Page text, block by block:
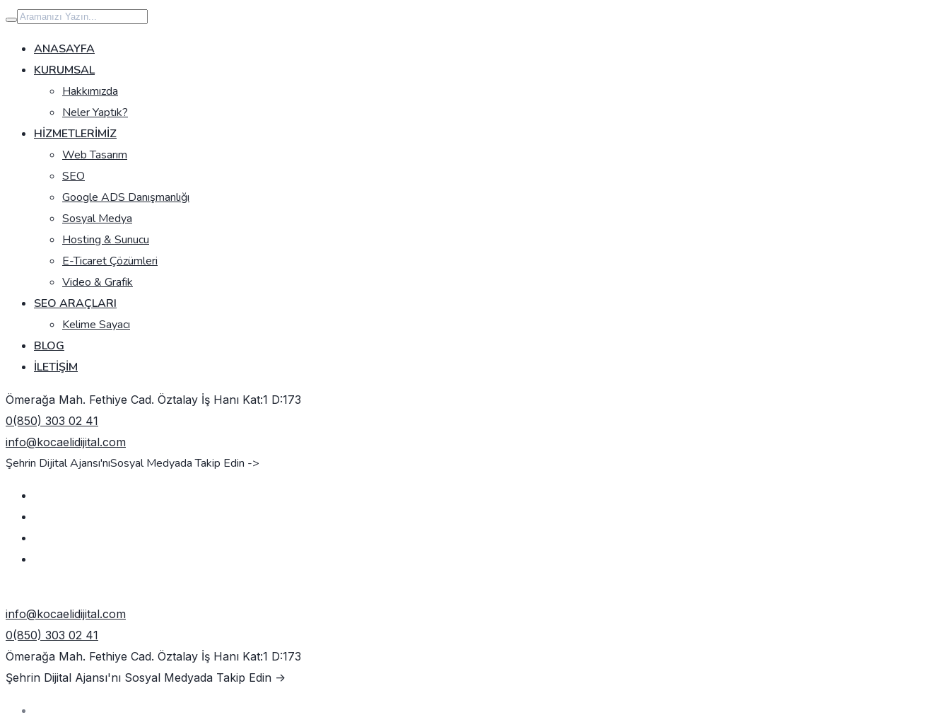
İçeriğe
geç
ANASAYFA
KURUMSAL
Hakkımızda
Neler Yaptık?
HIZMETLERIMIZ
Web Tasarım
SEO
Google ADS Danışmanlığı
Sosyal Medya
Hosting & Sunucu
E-Ticaret Çözümleri
Video & Grafik
SEO ARAÇLARI
Kelime Sayacı
BLOG
İLETIŞIM
Ömerağa Mah. Fethiye Cad. Öztalay İş Hanı Kat:1 D:173
0(850) 303 02 41
info@kocaelidijital.com
Şehrin Dijital Ajansı'nıSosyal Medyada Takip Edin ->
info@kocaelidijital.com
0(850) 303 02 41
Ömerağa Mah. Fethiye Cad. Öztalay İş Hanı Kat:1 D:173
Şehrin Dijital Ajansı'nı Sosyal Medyada Takip Edin ->